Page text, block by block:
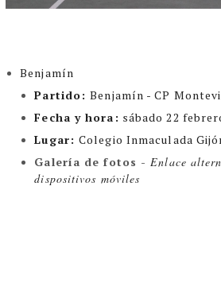
Benjamín
Partido:Benjamín - CP
Fecha y hora: sábado 22
Lugar:Colegio Inmaculada
Galería de fotos - Enlace
dispositivos móviles